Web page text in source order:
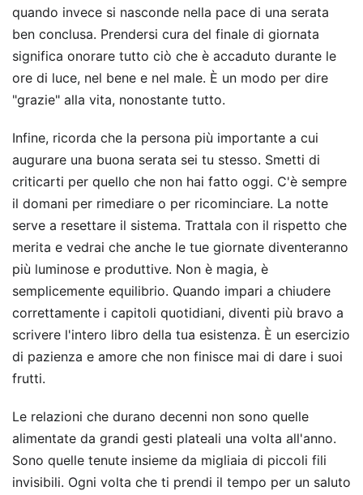
quando invece si nasconde nella pace di una serata
ben conclusa. Prendersi cura del finale di giornata
significa onorare tutto ciò che è accaduto durante le
ore di luce, nel bene e nel male. È un modo per dire
"grazie" alla vita, nonostante tutto.
Infine, ricorda che la persona più importante a cui
augurare una buona serata sei tu stesso. Smetti di
criticarti per quello che non hai fatto oggi. C'è sempre
il domani per rimediare o per ricominciare. La notte
serve a resettare il sistema. Trattala con il rispetto che
merita e vedrai che anche le tue giornate diventeranno
più luminose e produttive. Non è magia, è
semplicemente equilibrio. Quando impari a chiudere
correttamente i capitoli quotidiani, diventi più bravo a
scrivere l'intero libro della tua esistenza. È un esercizio
di pazienza e amore che non finisce mai di dare i suoi
frutti.
Le relazioni che durano decenni non sono quelle
alimentate da grandi gesti plateali una volta all'anno.
Sono quelle tenute insieme da migliaia di piccoli fili
invisibili. Ogni volta che ti prendi il tempo per un saluto